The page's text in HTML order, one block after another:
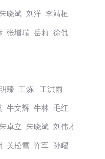
晓斌 刘洋 李靖桓
张增瑞 岳莉 徐侃
臻 王炼 王洪雨
牛文辉 牛林 毛红
卓立 朱晓斌 刘伟才
关松雪 许军 孙曜